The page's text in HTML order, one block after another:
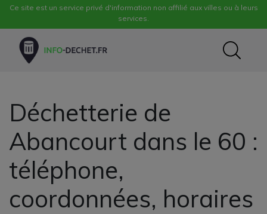
Ce site est un service privé d'information non affilié aux villes ou à leurs
services.
Déchetterie de
Abancourt dans le 60 :
téléphone,
coordonnées, horaires